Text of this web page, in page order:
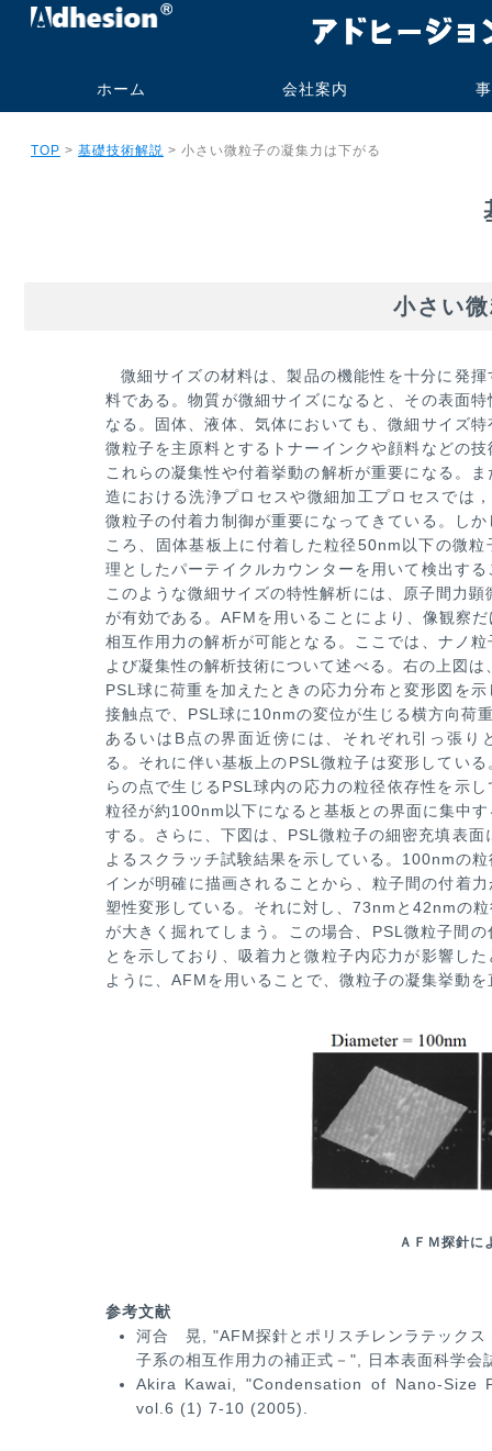
ホーム 会社案内
TOP > 基礎技術解説 > 小さい微粒子の凝集力は下がる
小さい
微細サイズの材料は、製品の機能性を十分に発
料である。物質が微細サイズになると、その表面
なる。固体、液体、気体においても、微細サイズ
微粒子を主原料とするトナーインクや顔料などの技
これらの凝集性や付着挙動の解析が重要になる。
造における洗浄プロセスや微細加工プロセスでは
微粒子の付着力制御が重要になってきている。し
ころ、固体基板上に付着した粒径50nm以下の微粒
理としたパーテイクルカウンターを用いて検出す
このような微細サイズの特性解析には、原子間力
が有効である。AFMを用いることにより、像観察
相互作用力の解析が可能となる。ここでは、ナノ
よび凝集性の解析技術について述べる。 右の上図は
PSL球に荷重を加えたときの応力分布と変形図を示
接触点で、PSL球に10nmの変位が生じる横方向荷
あるいはB点の界面近傍には、それぞれ引っ張り
る。それに伴い基板上のPSL 微粒子は変形してい
らの点で生じるPSL球内の応力の粒径依存性を示し
粒径が約100nm以下になると基板との界面に集中
する。さらに、下図は、PSL微粒子の細密充填表
よる スクラッチ試験結果を示している。100nmの
インが明確に描画され ることから、粒子間の付着
塑性変形している。それに対し、73nmと42nmの
が大きく掘れてしまう。この場合、PSL微粒子間
とを示しており、吸着力と微粒子内応力が影響し
ように、 AFMを用いることで、微粒子の凝集挙動
ＡＦＭ探針に
参考文献
河合 晃, "AFM探針とポリスチレンラテックス
子系の相互作用力の補正式－", 日本表面科学
Akira Kawai, "Condensation of Nano-
vol.6 (1) 7-10 (2005).